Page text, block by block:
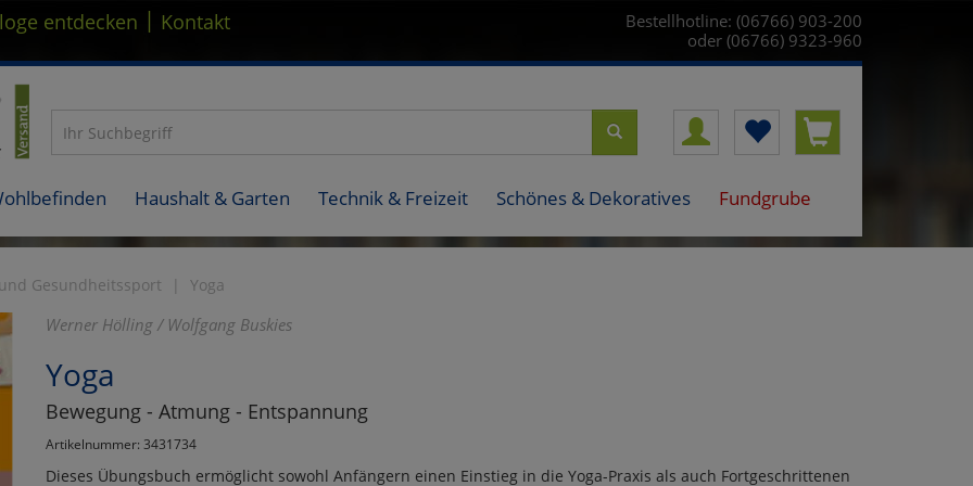
entdecken | Kontakt
Bestellhotline: (06766) 903-200
oder (06766) 9323-960
Haushalt & Garten Technik & Freizeit Schönes & Dekoratives Fundgrube
Gesundheitssport Yoga
Werner Hölling / Wolfgang Buskies
Yoga
Bewegung - Atmung - Entspannung
Artikelnummer: 3431734
Dieses Übungsbuch ermöglicht sowohl Anfängern einen Einstieg in die Yoga-Praxis als auch Fortgeschrittenen